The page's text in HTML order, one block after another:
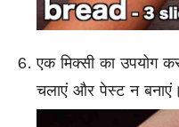
एक मिक्सी का उपयोग
चलाएं और पेस्ट न